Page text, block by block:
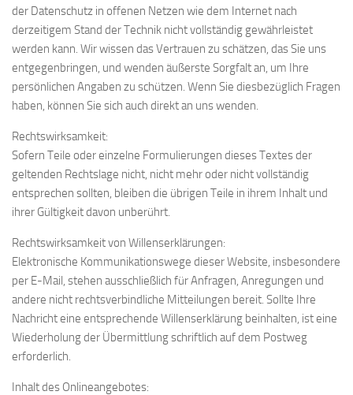
der Datenschutz in offenen Netzen wie dem Internet nach
derzeitigem Stand der Technik nicht vollständig gewährleistet
werden kann. Wir wissen das Vertrauen zu schätzen, das Sie uns
entgegenbringen, und wenden äußerste Sorgfalt an, um Ihre
persönlichen Angaben zu schützen. Wenn Sie diesbezüglich Fragen
haben, können Sie sich auch direkt an uns wenden.
Rechtswirksamkeit:
Sofern Teile oder einzelne Formulierungen dieses Textes der
geltenden Rechtslage nicht, nicht mehr oder nicht vollständig
entsprechen sollten, bleiben die übrigen Teile in ihrem Inhalt und
ihrer Gültigkeit davon unberührt.
Rechtswirksamkeit von Willenserklärungen:
Elektronische Kommunikationswege dieser Website, insbesondere
per E-Mail, stehen ausschließlich für Anfragen, Anregungen und
andere nicht rechtsverbindliche Mitteilungen bereit. Sollte Ihre
Nachricht eine entsprechende Willenserklärung beinhalten, ist eine
Wiederholung der Übermittlung schriftlich auf dem Postweg
erforderlich.
Inhalt des Onlineangebotes: